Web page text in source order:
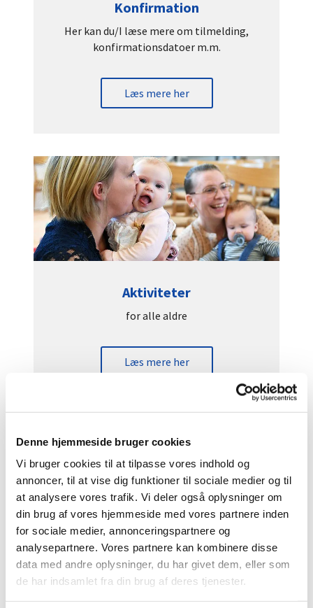
Denne hjemmeside bruger cookies
Vi bruger cookies til at tilpasse vores indhold og
annoncer, til at vise dig funktioner til sociale medier og til
at analysere vores trafik. Vi deler også oplysninger om
din brug af vores hjemmeside med vores partnere inden
for sociale medier, annonceringspartnere og
analysepartnere. Vores partnere kan kombinere disse
data med andre oplysninger, du har givet dem, eller som
de har indsamlet fra din brug af deres tjenester.
Konfirmation
Her kan du/I læse mere om tilmelding,
konfirmationsdatoer m.m.
Læs mere her
Aktiviteter
for alle aldre
Læs mere her
Modtag nyheder om kirkeliv i
Brønderslev
Her kan du tilmelde dig ugentligt